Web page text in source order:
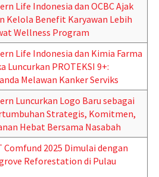
Life Indonesia dan OCBC Ajak
Kelola Benefit Karyawan Lebih
Wellness Program
Life Indonesia dan Kimia Farma
Luncurkan PROTEKSI 9+:
Melawan Kanker Serviks
Luncurkan Logo Baru sebagai
Strategis, Komitmen,
Hebat Bersama Nasabah
Comfund 2025 Dimulai dengan
Reforestation di Pulau